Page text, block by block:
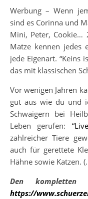
Werbung – Wenn
sind es Corinna und
Mini, Peter, Cookie…
Matze kennen jedes
jede Eigenart. “Keins
das mit klassischen
Vor wenigen Jahren
gut aus wie du und
Schwaigern bei
Leben gerufen:
zahlreicher Tiere
auch für gerettete
Hähne sowie Katzen.
Den kompletten
https://